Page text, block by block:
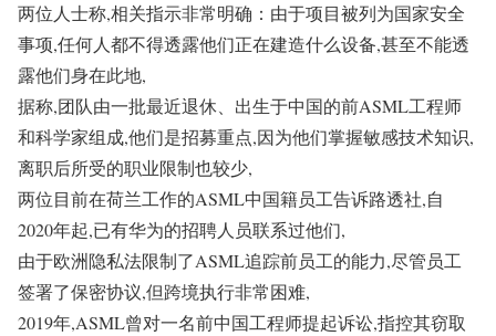
两位人士称,相关指示非常明确：由于项目被列为国家安全
事项,任何人都不得透露他们正在建造什么设备,甚至不能透
露他们身在此地,
据称,团队由一批最近退休、出生于中国的前ASML工程师
和科学家组成,他们是招募重点,因为他们掌握敏感技术知识,
离职后所受的职业限制也较少,
两位目前在荷兰工作的ASML中国籍员工告诉路透社,自
2020年起,已有华为的招聘人员联系过他们,
由于欧洲隐私法限制了ASML追踪前员工的能力,尽管员工
签署了保密协议,但跨境执行非常困难,
2019年,ASML曾对一名前中国工程师提起诉讼,指控其窃取